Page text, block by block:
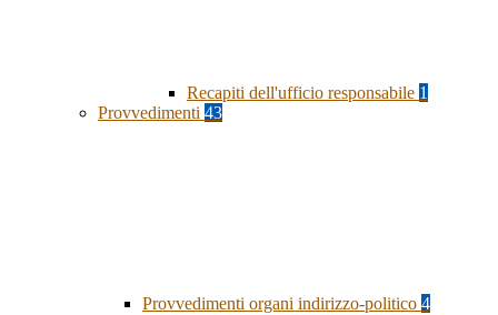
Recapiti dell'ufficio responsabile 1
Provvedimenti 43
Provvedimenti organi indirizzo-politico 4